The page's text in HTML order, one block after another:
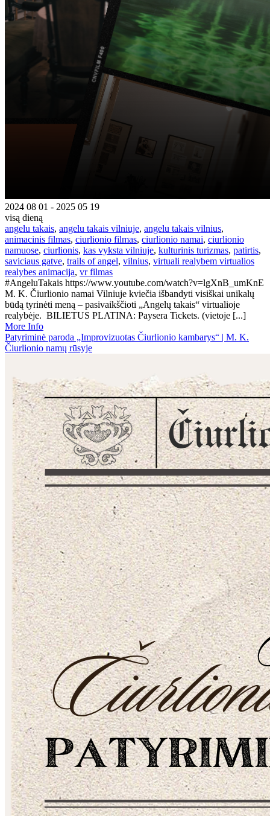
2024 08 01 - 2025 05 19
visą dieną
angelu takais, angelu takais vilniuje, angelu takais vilnius,
animacinis filmas, ciurlionio filmas, ciurlionio namai, ciurlionio
namuose, ciurlionis, kas vyksta vilniuje, kulturinis turizmas, patirtis,
saviciaus gatve, trails of angel, vilnius, virtuali realybem virtualios
realybes animacija, vr filmas
#AngeluTakais https://www.youtube.com/watch?v=lgXnB_umKnE
M. K. Čiurlionio namai Vilniuje kviečia išbandyti visiškai unikalų
būdą tyrinėti meną – pasivaikščioti „Angelų takais“ virtualioje
realybėje. BILIETUS PLATINA: Paysera Tickets. (vietoje [...]
More Info
Patyriminė paroda „Improvizuotas Čiurlionio kambarys“ | M. K.
Čiurlionio namų rūsyje